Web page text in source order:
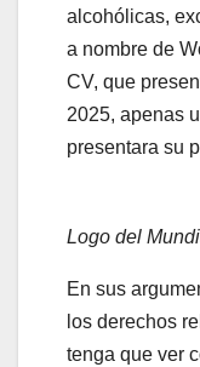
alcohólicas,
a nombre de
CV, que
2025, apenas
presentara su
Logo del
En sus
los derechos
tenga que ver